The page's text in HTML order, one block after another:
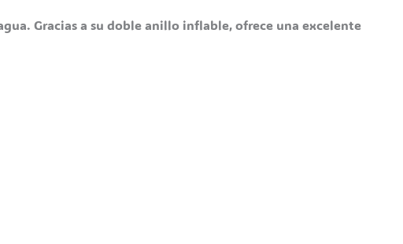
Gracias a su doble anillo inflable, ofrece una excelente